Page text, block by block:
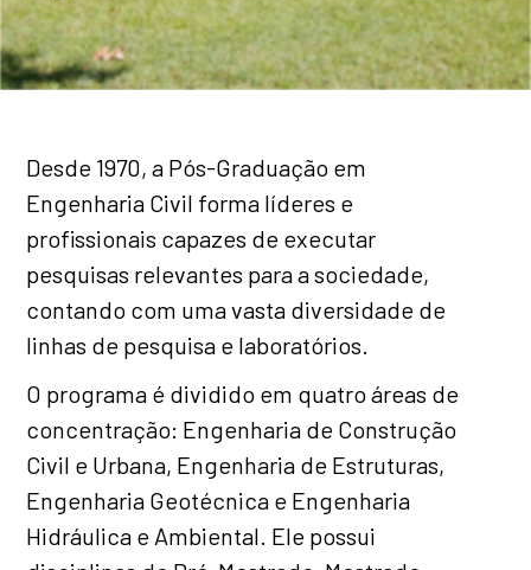
Desde 1970, a Pós-Graduação em
Engenharia Civil forma líderes e
profissionais capazes de executar
pesquisas relevantes para a sociedade,
contando com uma vasta diversidade de
linhas de pesquisa e laboratórios.
O programa é dividido em quatro áreas de
concentração: Engenharia de Construção
Civil e Urbana, Engenharia de Estruturas,
Engenharia Geotécnica e Engenharia
Hidráulica e Ambiental. Ele possui